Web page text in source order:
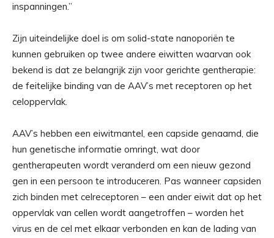
inspanningen.”
Zijn uiteindelijke doel is om solid-state nanoporiën te
kunnen gebruiken op twee andere eiwitten waarvan ook
bekend is dat ze belangrijk zijn voor gerichte gentherapie:
de feitelijke binding van de AAV’s met receptoren op het
celoppervlak.
AAV’s hebben een eiwitmantel, een capside genaamd, die
hun genetische informatie omringt, wat door
gentherapeuten wordt veranderd om een ​​nieuw gezond
gen in een persoon te introduceren. Pas wanneer capsiden
zich binden met celreceptoren – een ander eiwit dat op het
oppervlak van cellen wordt aangetroffen – worden het
virus en de cel met elkaar verbonden en kan de lading van